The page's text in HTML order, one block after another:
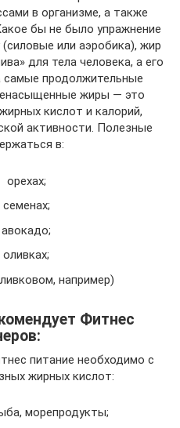
в организме, а также
бы не было упражнение
или аэробика), жир
для тела человека, а его
самые продолжительные
жиры — это
кислот и калорий,
активности. Полезные
в:
орехах;
семенах;
авокадо;
оливках;
например)
Фитнес
питание необходимо с
жирных кислот:
морепродукты;